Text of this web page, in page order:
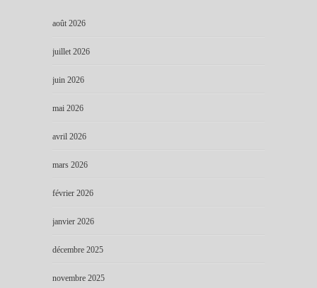
août 2026
juillet 2026
juin 2026
mai 2026
avril 2026
mars 2026
février 2026
janvier 2026
décembre 2025
novembre 2025